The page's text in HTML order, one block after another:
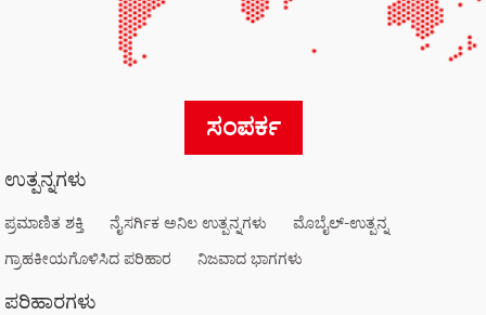
ಸಂಪರ್ಕ
ಉತ್ಪನ್ನಗಳು
ಪ್ರಮಾಣಿತ ಶಕ್ತಿ ನೈಸರ್ಗಿಕ ಅನಿಲ ಉತ್ಪನ್ನಗಳು
ಮೊಬೈಲ್-ಉತ್ಪನ್ನ
ಗ್ರಾಹಕೀಯಗೊಳಿಸಿದ ಪರಿಹಾರ
ನಿಜವಾದ ಭಾಗಗಳು
ಪರಿಹಾರಗಳು